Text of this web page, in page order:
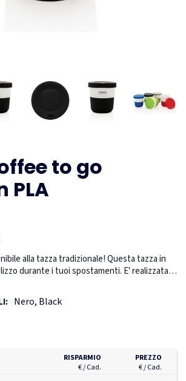
to go
PLA
alla tazza tradizionale! Questa tazza in
durante i tuoi spostamenti. E' realizzata
ricavato dalle piante (PLA), quindi non
amica dell'ambiente. Include impugnatura e
senza melammina. E' adatta alla maggior
caffè. Capacità 380ml.
Nero, Black
RISPARMIO
€ / Cad.
PREZZO
€ / Cad.